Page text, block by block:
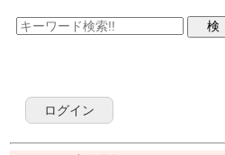
ログイン